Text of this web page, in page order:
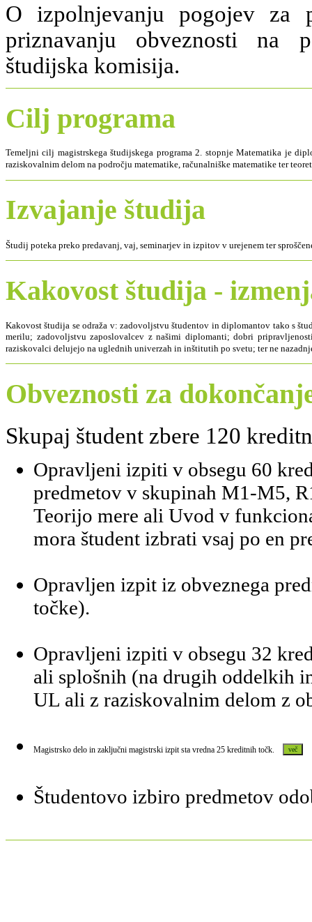
O izpolnjevanju pogojev za
priznavanju obveznosti na
študijska komisija.
Cilj programa
Temeljni cilj magistrskega študijskega programa 2. stopnje Matematika je
raziskovalnim delom na področju matematike, računalniške matematike ter
Izvajanje študija
Študij poteka preko predavanj, vaj, seminarjev in izpitov v urejenem ter
Kakovost študija -
Kakovost študija se odraža v: zadovoljstvu študentov in diplomantov tako s
merilu; zadovoljstvu zaposlovalcev z našimi diplomanti; dobri
raziskovalci delujejo na uglednih univerzah in inštitutih po svetu; ter ne
Obveznosti za
Skupaj študent zbere 120
Opravljeni izpiti v obsegu 60
predmetov v skupinah M1-M5,
Teorijo mere ali Uvod v
mora študent izbrati vsaj po en
Opravljen izpit iz obveznega
točke).
Opravljeni izpiti v obsegu 32
ali splošnih (na drugih oddelkih
UL ali z raziskovalnim delom z
Magistrsko delo in zaključni magistrski izpit sta vredna 25 kreditnih točk.
Študentovo izbiro predmetov